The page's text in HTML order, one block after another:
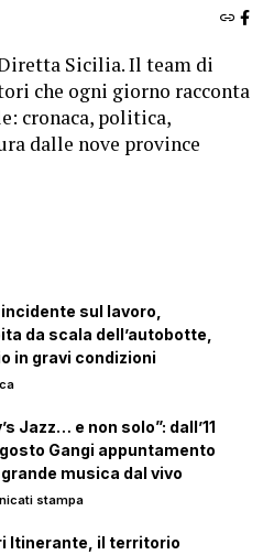
Sicilia. Il team di
che ogni giorno racconta
cronaca, politica,
dalle nove province
sul lavoro,
da scala dell’autobotte,
in gravi condizioni
Jazz… e non solo”: dall’11
Gangi appuntamento
musica dal vivo
stampa
Itinerante, il territorio